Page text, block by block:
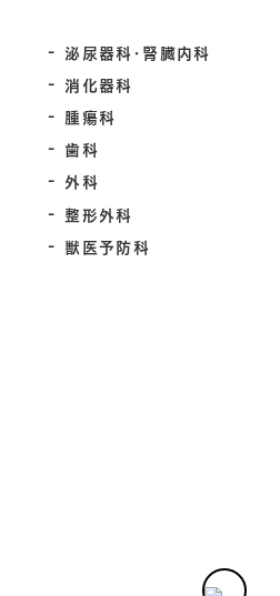
泌尿器科・腎臓内科
消化器科
腫瘍科
歯科
外科
整形外科
獣医予防科